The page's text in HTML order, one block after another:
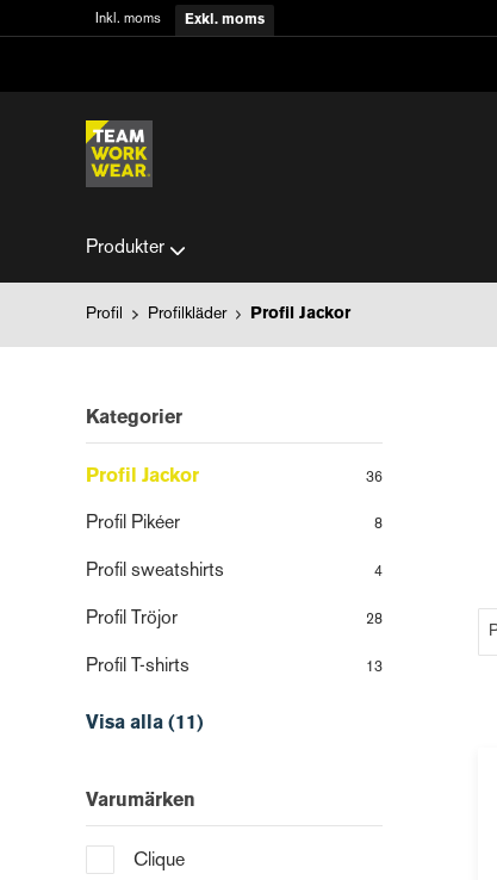
Inkl. moms Exkl. moms
Produkter
Profil Profilkläder Profil Jackor
Kategorier
Profil Jackor 36
Profil Pikéer 8
Profil sweatshirts 4
Profil Tröjor 28
Profil T-shirts 13
Visa alla (11)
Varumärken
Clique